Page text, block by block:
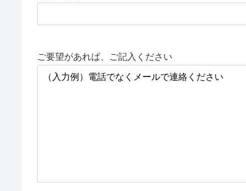
ご要望があれば、ご記入ください